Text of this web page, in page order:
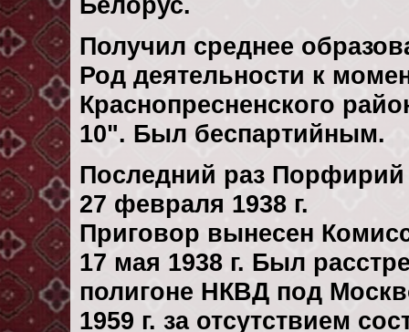
Получил среднее
Род деятельности к
Краснопресненского
10". Был беспартийным.
Последний раз
27 февраля 1938 г.
Приговор вынесен
17 мая 1938 г. Был
полигоне НКВД под
1959 г. за отсутствием